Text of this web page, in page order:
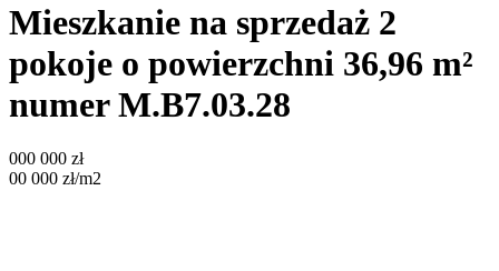
Mieszkanie na sprzedaż 2
pokoje o powierzchni 36,96 m²
numer M.B7.03.28
000 000 zł
00 000 zł/m2